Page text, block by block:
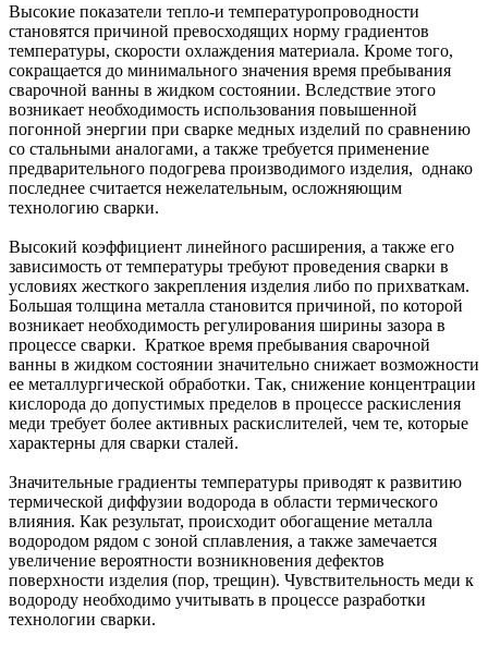
Высокие показатели тепло-и температуропроводности
становятся причиной превосходящих норму градиентов
температуры, скорости охлаждения материала. Кроме того,
сокращается до минимального значения время пребывания
сварочной ванны в жидком состоянии. Вследствие этого
возникает необходимость использования повышенной
погонной энергии при сварке медных изделий по сравнению
со стальными аналогами, а также требуется применение
предварительного подогрева производимого изделия, однако
последнее считается нежелательным, осложняющим
технологию сварки.
Высокий коэффициент линейного расширения, а также его
зависимость от температуры требуют проведения сварки в
условиях жесткого закрепления изделия либо по прихваткам.
Большая толщина металла становится причиной, по которой
возникает необходимость регулирования ширины зазора в
процессе сварки. Краткое время пребывания сварочной
ванны в жидком состоянии значительно снижает возможности
ее металлургической обработки. Так, снижение концентрации
кислорода до допустимых пределов в процессе раскисления
меди требует более активных раскислителей, чем те, которые
характерны для сварки сталей.
Значительные градиенты температуры приводят к развитию
термической диффузии водорода в области термического
влияния. Как результат, происходит обогащение металла
водородом рядом с зоной сплавления, а также замечается
увеличение вероятности возникновения дефектов
поверхности изделия (пор, трещин). Чувствительность меди к
водороду необходимо учитывать в процессе разработки
технологии сварки.